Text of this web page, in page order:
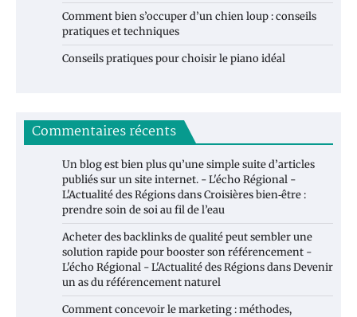
Comment bien s’occuper d’un chien loup : conseils
pratiques et techniques
Conseils pratiques pour choisir le piano idéal
Commentaires récents
Un blog est bien plus qu’une simple suite d’articles
publiés sur un site internet. - L'écho Régional -
L'Actualité des RégionsdansCroisières bien‑être :
prendre soin de soi au fil de l’eau
Acheter des backlinks de qualité peut sembler une
solution rapide pour booster son référencement -
L'écho Régional - L'Actualité des RégionsdansDevenir
un as du référencement naturel
Comment concevoir le marketing : méthodes,